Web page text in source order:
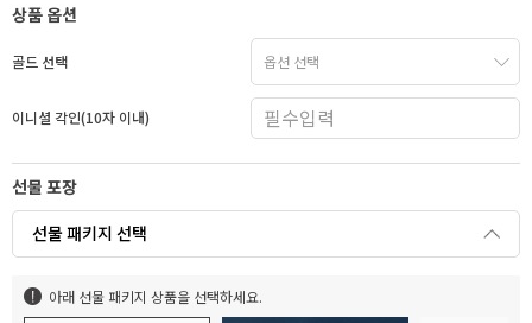
상품 옵션
골드 선택
이니셜 각인(10자 이내)
선물 포장
선물 패키지 선택
아래 선물 패키지 상품을 선택하세요.